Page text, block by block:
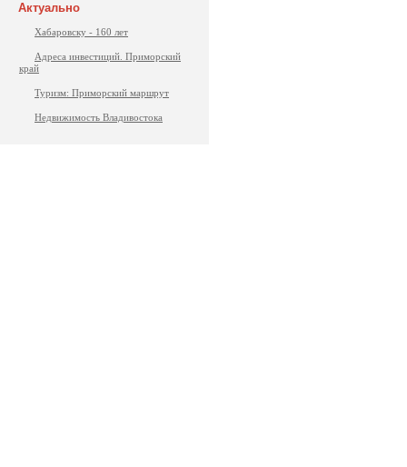
Актуально
Хабаровску - 160 лет
Адреса инвестиций. Приморский
край
Туризм: Приморский маршрут
Недвижимость Владивостока